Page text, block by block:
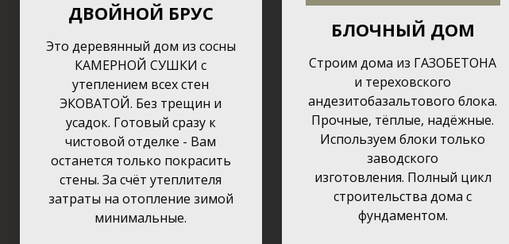
ДВОЙНОЙ БРУС
Это деревянный дом из сосны
КАМЕРНОЙ СУШКИ с
утеплением всех стен
ЭКОВАТОЙ. Без трещин и
усадок. Готовый сразу к
чистовой отделке - Вам
останется только покрасить
стены. За счёт утеплителя
затраты на отопление зимой
минимальные.
БЛОЧНЫЙ ДОМ
Строим дома из ГАЗОБЕТОНА
и тереховского
андезитобазальтового блока.
Прочные, тёплые, надёжные.
Используем блоки только
заводского
изготовления. Полный цикл
строительства дома с
фундаментом.